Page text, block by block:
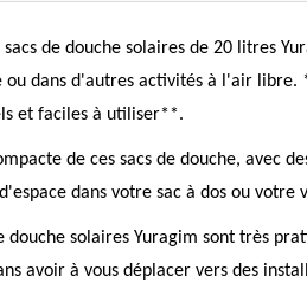
sacs de douche solaires de 20 litres
ou dans d'autres activités à l'air libre.
et faciles à utiliser**.
de ces sacs de douche, avec
dans votre sac à dos ou
douche solaires Yuragim sont très
avoir à vous déplacer vers des